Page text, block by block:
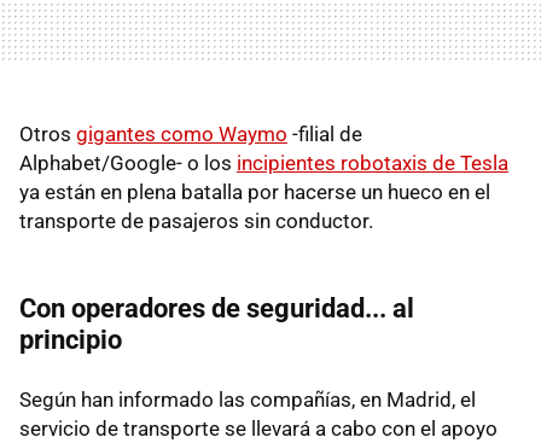
Otros gigantes como Waymo -filial de
Alphabet/Google- o los incipientes robotaxis de Tesla
ya están en plena batalla por hacerse un hueco en el
transporte de pasajeros sin conductor.
Con operadores de seguridad... al
principio
Según han informado las compañías, en Madrid, el
servicio de transporte se llevará a cabo con el apoyo